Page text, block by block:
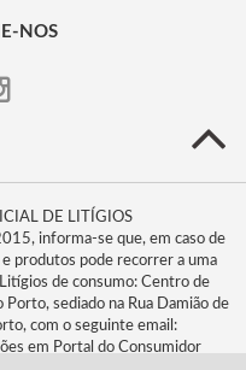
NOS
DE LITÍGIOS
informa-se que, em caso de
e produtos pode recorrer a uma
de consumo: Centro de
sediado na Rua Damião de
com o seguinte email:
em Portal do Consumidor